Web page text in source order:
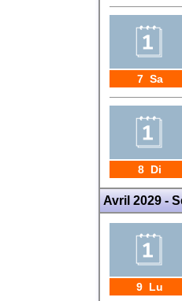
7 Sa
8 Di
Avril 2029 -
9 Lu